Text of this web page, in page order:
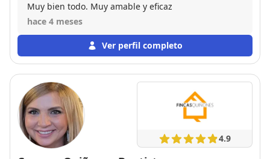
Muy bien todo. Muy amable y eficaz
hace 4 meses
Ver perfil completo
4.9